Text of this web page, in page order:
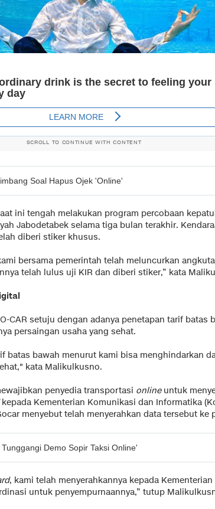
SCROLL TO CONTINUE WITH CONTENT
Soal Hapus Ojek 'Online'
ini tengah melakukan program percobaan
Jabodetabek selama tiga bulan terakhir.
diberi stiker khusus.
bersama pemerintah telah meluncurkan
telah lulus uji KIR dan diberi stiker,” kata
CAR setuju dengan adanya penetapan tarif batas
persaingan usaha yang sehat.
batas bawah menurut kami bisa menghindarkan
kata Malikulkusno.
penyedia transportasi onlineuntuk
kepada Kementerian Komunikasi dan Informatika
menyebut telah menyerahkan data tersebut ke
Demo Sopir Taksi Online'
, kami telah menyerahkannya kepada
untuk penyempurnaannya,” tutup